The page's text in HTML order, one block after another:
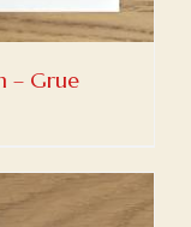
– Grue